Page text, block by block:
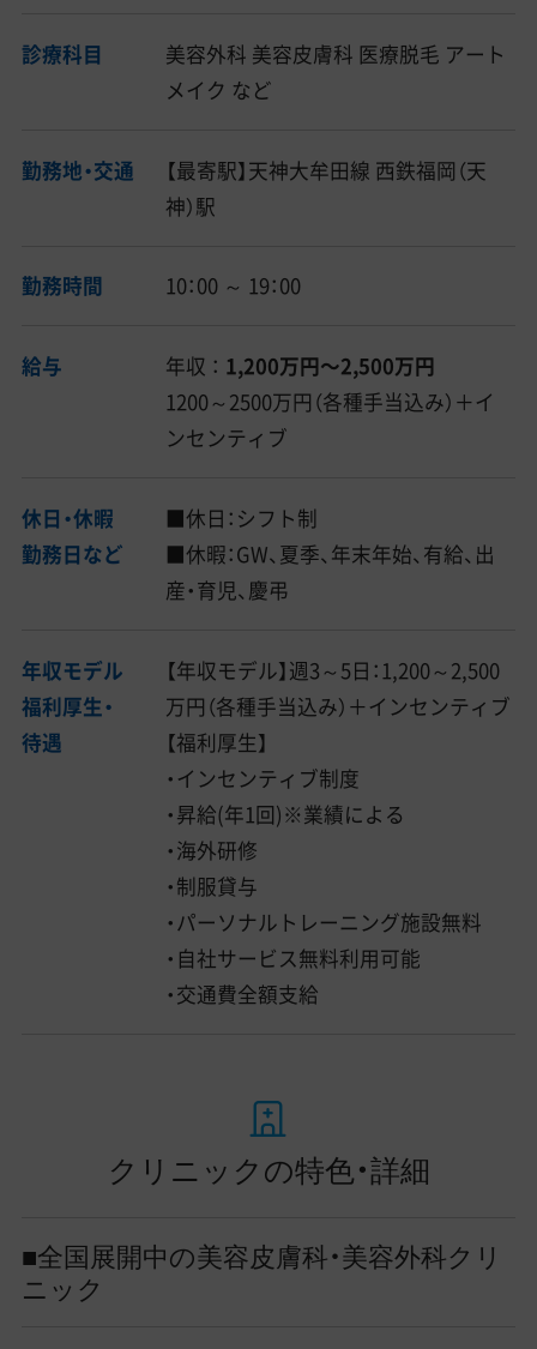
診療科目
美容外科 美容皮膚科 医療脱毛 アート
メイク など
勤務地・交通
【最寄駅】天神大牟田線 西鉄福岡（天
神）駅
勤務時間 10：00 ～ 19：00
給与 年収 ： 1,200万円〜2,500万円
1200～2500万円（各種手当込み）＋イ
ンセンティブ
休日・休暇
勤務日など
■休日：シフト制
■休暇：GW、夏季、年末年始、有給、出
産・育児、慶弔
年収モデル
福利厚生・
待遇
【年収モデル】週3～5日：1,200～2,500
万円（各種手当込み）＋インセンティブ
【福利厚生】
・インセンティブ制度
・昇給(年1回)※業績による
・海外研修
・制服貸与
・パーソナルトレーニング施設無料
・自社サービス無料利用可能
・交通費全額支給
クリニックの特色・詳細
■全国展開中の美容皮膚科・美容外科クリ
ニック